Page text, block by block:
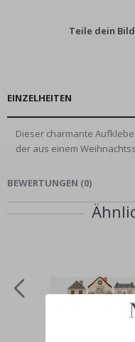
Teile dein
EINZELHEITEN
Dieser charmante
der aus einem
BEWERTUNGEN (0)